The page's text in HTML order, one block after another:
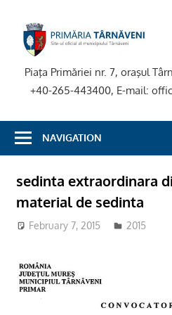
content
Piaţa Primăriei nr. 7, oraşul
+40-265-443400, E-mail:
NAVIGATION
sedinta extraordinara
material de sedinta
February 7, 2015 2015